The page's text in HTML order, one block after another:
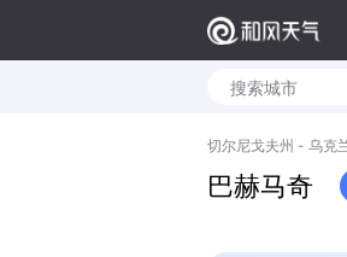
切尔尼戈夫州 - 乌
巴赫马奇